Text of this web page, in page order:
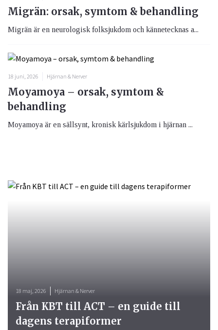
Migrän: orsak, symtom & behandling
Migrän är en neurologisk folksjukdom och kännetecknas a...
18 juni, 2026 Hjärnan & Nerver
Moyamoya – orsak, symtom &
behandling
Moyamoya är en sällsynt, kronisk kärlsjukdom i hjärnan ...
18 maj, 2026 Hjärnan & Nerver
Från KBT till ACT – en guide till
dagens terapiformer